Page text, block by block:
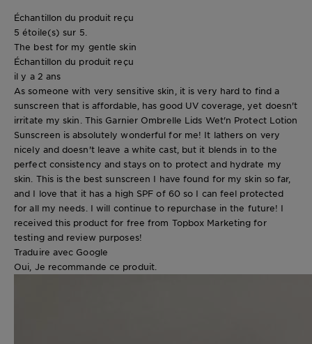
Échantillon du produit reçu
5 étoile(s) sur 5.
The best for my gentle skin
Échantillon du produit reçu
il y a 2 ans
As someone with very sensitive skin, it is very hard to find a
sunscreen that is affordable, has good UV coverage, yet doesn't
irritate my skin. This Garnier Ombrelle Lids Wet'n Protect Lotion
Sunscreen is absolutely wonderful for me! It lathers on very
nicely and doesn't leave a white cast, but it blends in to the
perfect consistency and stays on to protect and hydrate my
skin. This is the best sunscreen I have found for my skin so far,
and I love that it has a high SPF of 60 so I can feel protected
for all my needs. I will continue to repurchase in the future! I
received this product for free from Topbox Marketing for
testing and review purposes!
Traduire avec Google
Oui, Je recommande ce produit.